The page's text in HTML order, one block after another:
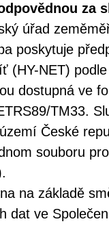
za
úřad
poskytuje
(HY-NET)
dostupná ve
TM33.
České
souboru
na základě
dat ve